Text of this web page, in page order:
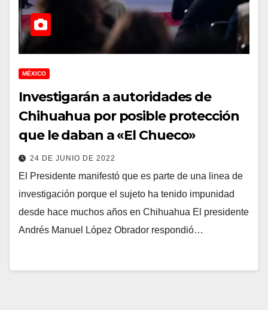
MÉXICO
Investigarán a autoridades de
Chihuahua por posible protección
que le daban a «El Chueco»
24 DE JUNIO DE 2022
El Presidente manifestó que es parte de una linea de
investigación porque el sujeto ha tenido impunidad
desde hace muchos años en Chihuahua El presidente
Andrés Manuel López Obrador respondió…